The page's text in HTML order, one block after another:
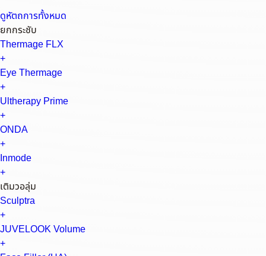
ดูหัตถการทั้งหมด
ยกกระชับ
Thermage FLX
+
Eye Thermage
+
Ultherapy Prime
+
ONDA
+
Inmode
+
เติมวอลุ่ม
Sculptra
+
JUVELOOK Volume
+